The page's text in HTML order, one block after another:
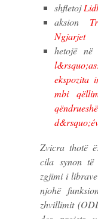
shfletoj
aksion
Ngjarjet
hetojë
ekspozita
mbi
Zvicra thotë
cila synon të
zgjimi i
njohë
zhvillimit